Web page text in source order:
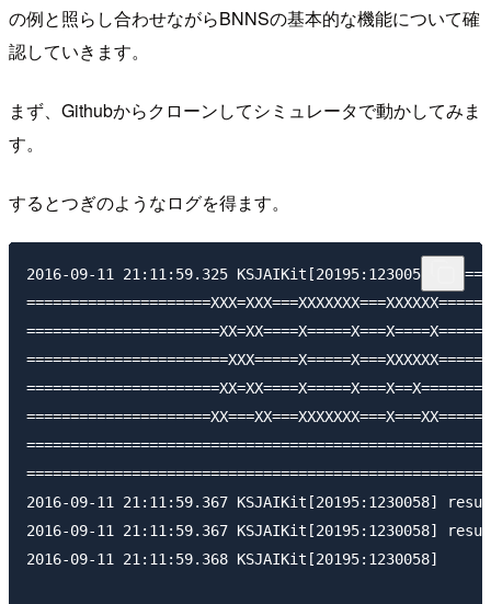
の例と照らし合わせながらBNNSの基本的な機能について確
認していきます。
まず、Githubからクローンしてシミュレータで動かしてみま
す。
するとつぎのようなログを得ます。
2016-09-11 21:11:59.325 KSJAIKit[20195:1230058]
2016-09-11 21:11:59.367 KSJAIKit[20195:1230058]
2016-09-11 21:11:59.367 KSJAIKit[20195:1230058]
2016-09-11 21:11:59.368 KSJAIKit[20195:1230058]